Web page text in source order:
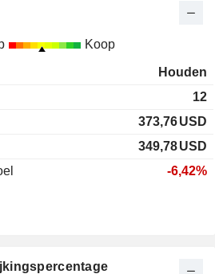
Koop
Houden
12
373,76USD
349,78USD
-6,42%